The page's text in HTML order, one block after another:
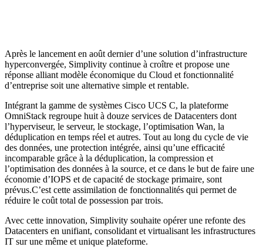
Après le lancement en août dernier d’une solution d’infrastructure
hyperconvergée, Simplivity continue à croître et propose une
réponse alliant modèle économique du Cloud et fonctionnalité
d’entreprise soit une alternative simple et rentable.
Intégrant la gamme de systèmes Cisco UCS C, la plateforme
OmniStack regroupe huit à douze services de Datacenters dont
l’hyperviseur, le serveur, le stockage, l’optimisation Wan, la
déduplication en temps réel et autres. Tout au long du cycle de vie
des données, une protection intégrée, ainsi qu’une efficacité
incomparable grâce à la déduplication, la compression et
l’optimisation des données à la source, et ce dans le but de faire une
économie d’IOPS et de capacité de stockage primaire, sont
prévus.C’est cette assimilation de fonctionnalités qui permet de
réduire le coût total de possession par trois.
Avec cette innovation, Simplivity souhaite opérer une refonte des
Datacenters en unifiant, consolidant et virtualisant les infrastructures
IT sur une même et unique plateforme.